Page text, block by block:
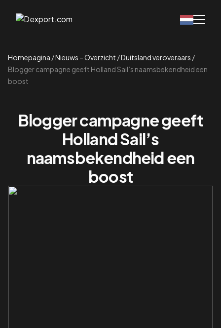
Homepagina /Nieuws – Overzicht /Duitsland veroveraars /
Blogger campagne geeft Holland Sail’s naamsbekendheid een
boost
Blogger campagne geeft
Holland Sail’s
naamsbekendheid een
boost